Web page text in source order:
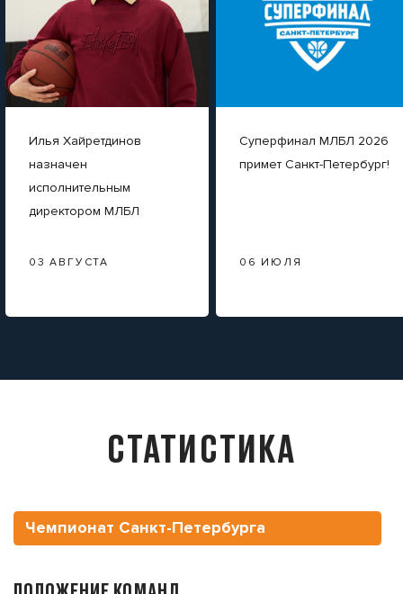
Илья Хайретдинов
назначен
исполнительным
директором МЛБЛ
03 АВГУСТА
Суперфинал МЛБЛ 2026
примет Санкт-Петербург!
06 ИЮЛЯ
СТАТИСТИКА
Чемпионат Санкт-Петербурга